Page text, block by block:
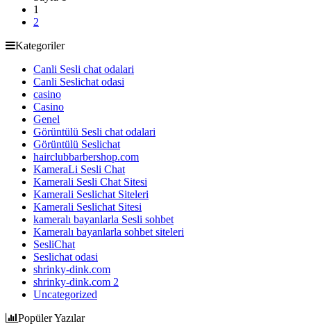
gezinmeGeçerli
Sayfa
1
Sayfa
2
Kategoriler
Canli Sesli chat odalari
Canli Seslichat odasi
casino
Casino
Genel
Görüntülü Sesli chat odalari
Görüntülü Seslichat
hairclubbarbershop.com
KameraLi Sesli Chat
Kamerali Sesli Chat Sitesi
Kamerali Seslichat Siteleri
Kamerali Seslichat Sitesi
kameralı bayanlarla Sesli sohbet
Kameralı bayanlarla sohbet siteleri
SesliChat
Seslichat odasi
shrinky-dink.com
shrinky-dink.com 2
Uncategorized
Popüler Yazılar